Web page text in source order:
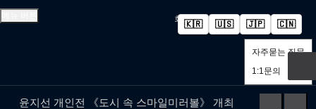
회원가입 로그인 고객센터
자주묻는 질문
1:1문의
윤지선 개인전 《도시 속 스마일미러볼》 개최
🇰🇷 🇺🇸 🇯🇵 🇨🇳